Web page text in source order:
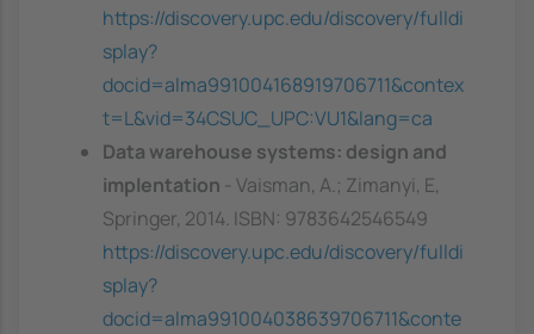
https://discovery.upc.edu/discovery/fulldi
splay?
docid=alma991004168919706711&contex
t=L&vid=34CSUC_UPC:VU1&lang=ca
Data warehouse systems: design and
implentation
- Vaisman, A.; Zimanyi, E,
Springer, 2014. ISBN: 9783642546549
https://discovery.upc.edu/discovery/fulldi
splay?
docid=alma991004038639706711&conte